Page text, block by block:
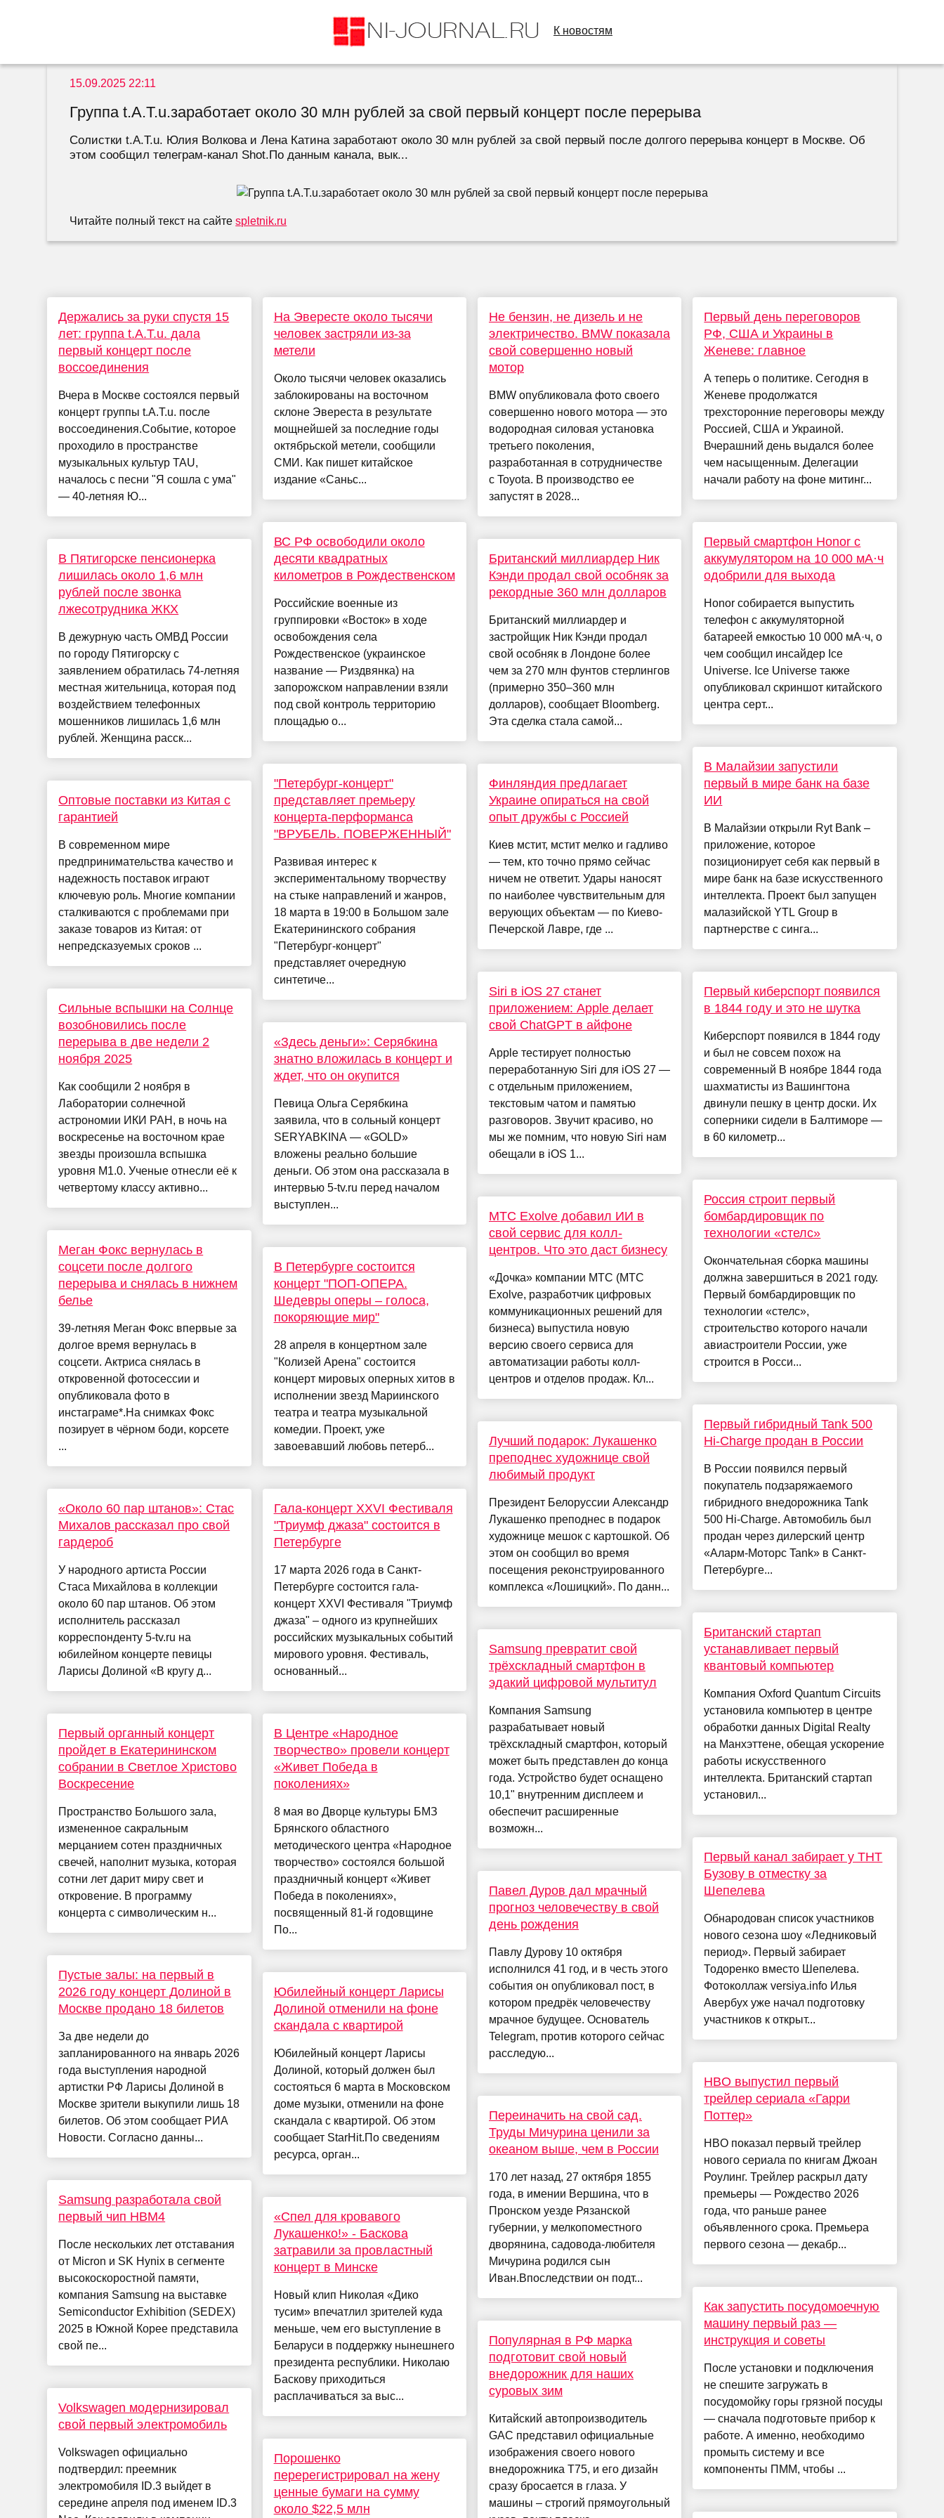
К новостям
15.09.2025 22:11
Группа t.A.T.u.заработает около 30 млн рублей за свой первый концерт после перерыва
Солистки t.A.T.u. Юлия Волкова и Лена Катина заработают около 30 млн рублей за свой первый после долгого перерыва концерт в Москве. Об
этом сообщил телеграм-канал Shot.По данным канала, вык...
Читайте полный текст на сайтеspletnik.ru
Держались за руки спустя 15
лет: группа t.A.T.u. дала
первый концерт после
воссоединения
Вчера в Москве состоялся первый
концерт группы t.A.T.u. после
воссоединения.Событие, которое
проходило в пространстве
музыкальных культур TAU,
началось с песни "Я сошла с ума"
— 40-летняя Ю...
В Пятигорске пенсионерка
лишилась около 1,6 млн
рублей после звонка
лжесотрудника ЖКХ
В дежурную часть ОМВД России
по городу Пятигорску с
заявлением обратилась 74-летняя
местная жительница, которая под
воздействием телефонных
мошенников лишилась 1,6 млн
рублей. Женщина расск...
Оптовые поставки из Китая с
гарантией
В современном мире
предпринимательства качество и
надежность поставок играют
ключевую роль. Многие компании
сталкиваются с проблемами при
заказе товаров из Китая: от
непредсказуемых сроков ...
Сильные вспышки на Солнце
возобновились после
перерыва в две недели 2
ноября 2025
Как сообщили 2 ноября в
Лаборатории солнечной
астрономии ИКИ РАН, в ночь на
воскресенье на восточном крае
звезды произошла вспышка
уровня M1.0. Ученые отнесли её к
четвертому классу активно...
Меган Фокс вернулась в
соцсети после долгого
перерыва и снялась в нижнем
белье
39-летняя Меган Фокс впервые за
долгое время вернулась в
соцсети. Актриса снялась в
откровенной фотосессии и
опубликовала фото в
инстаграме*.На снимках Фокс
позирует в чёрном боди, корсете
...
«Около 60 пар штанов»: Стас
Михалов рассказал про свой
гардероб
У народного артиста России
Стаса Михайлова в коллекции
около 60 пар штанов. Об этом
исполнитель рассказал
корреспонденту 5-tv.ru на
юбилейном концерте певицы
Ларисы Долиной «В кругу д...
Первый органный концерт
пройдет в Екатерининском
собрании в Светлое Христово
Воскресение
Пространство Большого зала,
измененное сакральным
мерцанием сотен праздничных
свечей, наполнит музыка, которая
сотни лет дарит миру свет и
откровение. В программу
концерта с символическим н...
Пустые залы: на первый в
2026 году концерт Долиной в
Москве продано 18 билетов
За две недели до
запланированного на январь 2026
года выступления народной
артистки РФ Ларисы Долиной в
Москве зрители выкупили лишь 18
билетов. Об этом сообщает РИА
Новости. Согласно данны...
Samsung разработала свой
первый чип HBM4
После нескольких лет отставания
от Micron и SK Hynix в сегменте
высокоскоростной памяти,
компания Samsung на выставке
Semiconductor Exhibition (SEDEX)
2025 в Южной Корее представила
свой пе...
Volkswagen модернизировал
свой первый электромобиль
Volkswagen официально
подтвердил: преемник
электромобиля ID.3 выйдет в
середине апреля под именем ID.3
На Эвересте около тысячи
человек застряли из-за
метели
Около тысячи человек оказались
заблокированы на восточном
склоне Эвереста в результате
мощнейшей за последние годы
октябрьской метели, сообщили
СМИ. Как пишет китайское
издание «Саньс...
ВС РФ освободили около
десяти квадратных
километров в Рождественском
Российские военные из
группировки «Восток» в ходе
освобождения села
Рождественское (украинское
название — Риздвянка) на
запорожском направлении взяли
под свой контроль территорию
площадью о...
"Петербург-концерт"
представляет премьеру
концерта-перформанса
"ВРУБЕЛЬ. ПОВЕРЖЕННЫЙ"
Развивая интерес к
экспериментальному творчеству
на стыке направлений и жанров,
18 марта в 19:00 в Большом зале
Екатерининского собрания
"Петербург-концерт"
представляет очередную
синтетиче...
«Здесь деньги»: Серябкина
знатно вложилась в концерт и
ждет, что он окупится
Певица Ольга Серябкина
заявила, что в сольный концерт
SERYABKINA — «GOLD»
вложены реально большие
деньги. Об этом она рассказала в
интервью 5-tv.ru перед началом
выступлен...
В Петербурге состоится
концерт "ПОП-ОПЕРА.
Шедевры оперы – голоса,
покоряющие мир"
28 апреля в концертном зале
"Колизей Арена" состоится
концерт мировых оперных хитов в
исполнении звезд Мариинского
театра и театра музыкальной
комедии. Проект, уже
завоевавший любовь петерб...
Гала-концерт XXVI Фестиваля
"Триумф джаза" состоится в
Петербурге
17 марта 2026 года в Санкт-
Петербурге состоится гала-
концерт XXVI Фестиваля "Триумф
джаза" – одного из крупнейших
российских музыкальных событий
мирового уровня. Фестиваль,
основанный...
В Центре «Народное
творчество» провели концерт
«Живет Победа в
поколениях»
8 мая во Дворце культуры БМЗ
Брянского областного
методического центра «Народное
творчество» состоялся большой
праздничный концерт «Живет
Победа в поколениях»,
посвященный 81-й годовщине
По...
Юбилейный концерт Ларисы
Долиной отменили на фоне
скандала с квартирой
Юбилейный концерт Ларисы
Долиной, который должен был
состояться 6 марта в Московском
доме музыки, отменили на фоне
скандала с квартирой. Об этом
сообщает StarHit.По сведениям
ресурса, орган...
«Спел для кровавого
Лукашенко!» - Баскова
затравили за провластный
концерт в Минске
Новый клип Николая «Дико
тусим» впечатлил зрителей куда
меньше, чем его выступление в
Беларуси в поддержку нынешнего
президента республики. Николаю
Баскову приходиться
расплачиваться за выс...
Порошенко
перерегистрировал на жену
ценные бумаги на сумму
около $22,5 млн
Не бензин, не дизель и не
электричество. BMW показала
свой совершенно новый
мотор
BMW опубликовала фото своего
совершенно нового мотора — это
водородная силовая установка
третьего поколения,
разработанная в сотрудничестве
с Toyota. В производство ее
запустят в 2028...
Британский миллиардер Ник
Кэнди продал свой особняк за
рекордные 360 млн долларов
Британский миллиардер и
застройщик Ник Кэнди продал
свой особняк в Лондоне более
чем за 270 млн фунтов стерлингов
(примерно 350–360 млн
долларов), сообщает Bloomberg.
Эта сделка стала самой...
Финляндия предлагает
Украине опираться на свой
опыт дружбы с Россией
Киев мстит, мстит мелко и гадливо
— тем, кто точно прямо сейчас
ничем не ответит. Удары наносят
по наиболее чувствительным для
верующих объектам — по Киево-
Печерской Лавре, где ...
Siri в iOS 27 станет
приложением: Apple делает
свой ChatGPT в айфоне
Apple тестирует полностью
переработанную Siri для iOS 27 —
с отдельным приложением,
текстовым чатом и памятью
разговоров. Звучит красиво, но
мы же помним, что новую Siri нам
обещали в iOS 1...
МТС Exolve добавил ИИ в
свой сервис для колл-
центров. Что это даст бизнесу
«Дочка» компании МТС (МТС
Exolve, разработчик цифровых
коммуникационных решений для
бизнеса) выпустила новую
версию своего сервиса для
автоматизации работы колл-
центров и отделов продаж. Кл...
Лучший подарок: Лукашенко
преподнес художнице свой
любимый продукт
Президент Белоруссии Александр
Лукашенко преподнес в подарок
художнице мешок с картошкой. Об
этом он сообщил во время
посещения реконструированного
комплекса «Лошицкий». По данн...
Samsung превратит свой
трёхскладный смартфон в
эдакий цифровой мультитул
Компания Samsung
разрабатывает новый
трёхскладный смартфон, который
может быть представлен до конца
года. Устройство будет оснащено
10,1" внутренним дисплеем и
обеспечит расширенные
возможн...
Павел Дуров дал мрачный
прогноз человечеству в свой
день рождения
Павлу Дурову 10 октября
исполнился 41 год, и в честь этого
события он опубликовал пост, в
котором предрёк человечеству
мрачное будущее. Основатель
Telegram, против которого сейчас
расследую...
Переиначить на свой сад.
Труды Мичурина ценили за
океаном выше, чем в России
170 лет назад, 27 октября 1855
года, в имении Вершина, что в
Пронском уезде Рязанской
губернии, у мелкопоместного
дворянина, садовода-любителя
Мичурина родился сын
Иван.Впоследствии он подт...
Популярная в РФ марка
подготовит свой новый
внедорожник для наших
суровых зим
Китайский автопроизводитель
GAC представил официальные
изображения своего нового
внедорожника T75, и его дизайн
сразу бросается в глаза. У
машины – строгий прямоугольный
Первый день переговоров
РФ, США и Украины в
Женеве: главное
А теперь о политике. Сегодня в
Женеве продолжатся
трехсторонние переговоры между
Россией, США и Украиной.
Вчерашний день выдался более
чем насыщенным. Делегации
начали работу на фоне митинг...
Первый смартфон Honor с
аккумулятором на 10 000 мА·ч
одобрили для выхода
Honor собирается выпустить
телефон с аккумуляторной
батареей емкостью 10 000 мА·ч, о
чем сообщил инсайдер Ice
Universe. Ice Universe также
опубликовал скриншот китайского
центра серт...
В Малайзии запустили
первый в мире банк на базе
ИИ
В Малайзии открыли Ryt Bank –
приложение, которое
позиционирует себя как первый в
мире банк на базе искусственного
интеллекта. Проект был запущен
малазийской YTL Group в
партнерстве с синга...
Первый киберспорт появился
в 1844 году и это не шутка
Киберспорт появился в 1844 году
и был не совсем похож на
современный В ноябре 1844 года
шахматисты из Вашингтона
двинули пешку в центр доски. Их
соперники сидели в Балтиморе —
в 60 километр...
Россия строит первый
бомбардировщик по
технологии «стелс»
Окончательная сборка машины
должна завершиться в 2021 году.
Первый бомбардировщик по
технологии «стелс»,
строительство которого начали
авиастроители России, уже
строится в Росси...
Первый гибридный Tank 500
Hi-Charge продан в России
В России появился первый
покупатель подзаряжаемого
гибридного внедорожника Tank
500 Hi-Charge. Автомобиль был
продан через дилерский центр
«Аларм-Моторс Tank» в Санкт-
Петербурге...
Британский стартап
устанавливает первый
квантовый компьютер
Компания Oxford Quantum Circuits
установила компьютер в центре
обработки данных Digital Realty
на Манхэттене, обещая ускорение
работы искусственного
интеллекта. Британский стартап
установил...
Первый канал забирает у ТНТ
Бузову в отместку за
Шепелева
Обнародован список участников
нового сезона шоу «Ледниковый
период». Первый забирает
Тодоренко вместо Шепелева.
Фотоколлаж versiya.info Илья
Авербух уже начал подготовку
участников к открыт...
HBO выпустил первый
трейлер сериала «Гарри
Поттер»
HBO показал первый трейлер
нового сериала по книгам Джоан
Роулинг. Трейлер раскрыл дату
премьеры — Рождество 2026
года, что раньше ранее
объявленного срока. Премьера
первого сезона — декабр...
Как запустить посудомоечную
машину первый раз —
инструкция и советы
После установки и подключения
не спешите загружать в
посудомойку горы грязной посуды
— сначала подготовьте прибор к
работе. А именно, необходимо
промыть систему и все
компоненты ПММ, чтобы ...